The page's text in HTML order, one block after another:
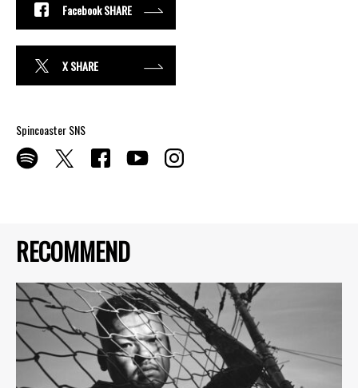
RECOMMEND
Facebook SHARE
X SHARE
Spincoaster SNS